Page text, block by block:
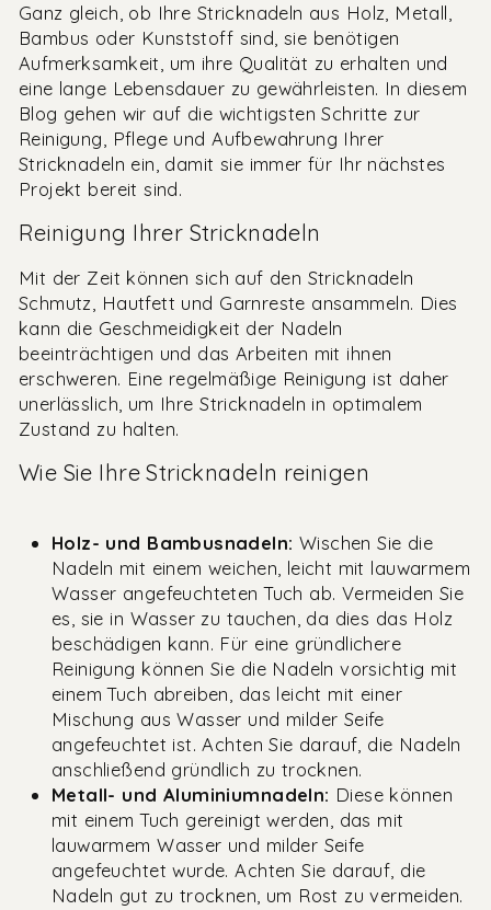
Ganz gleich, ob Ihre Stricknadeln aus Holz, Metall,
Bambus oder Kunststoff sind, sie benötigen
Aufmerksamkeit, um ihre Qualität zu erhalten und
eine lange Lebensdauer zu gewährleisten. In diesem
Blog gehen wir auf die wichtigsten Schritte zur
Reinigung, Pflege und Aufbewahrung Ihrer
Stricknadeln ein, damit sie immer für Ihr nächstes
Projekt bereit sind.
Reinigung Ihrer Stricknadeln
Mit der Zeit können sich auf den Stricknadeln
Schmutz, Hautfett und Garnreste ansammeln. Dies
kann die Geschmeidigkeit der Nadeln
beeinträchtigen und das Arbeiten mit ihnen
erschweren. Eine regelmäßige Reinigung ist daher
unerlässlich, um Ihre Stricknadeln in optimalem
Zustand zu halten.
Wie Sie Ihre Stricknadeln reinigen
Holz- und Bambusnadeln: Wischen Sie die
Nadeln mit einem weichen, leicht mit lauwarmem
Wasser angefeuchteten Tuch ab. Vermeiden Sie
es, sie in Wasser zu tauchen, da dies das Holz
beschädigen kann. Für eine gründlichere
Reinigung können Sie die Nadeln vorsichtig mit
einem Tuch abreiben, das leicht mit einer
Mischung aus Wasser und milder Seife
angefeuchtet ist. Achten Sie darauf, die Nadeln
anschließend gründlich zu trocknen.
Metall- und Aluminiumnadeln: Diese können
mit einem Tuch gereinigt werden, das mit
lauwarmem Wasser und milder Seife
angefeuchtet wurde. Achten Sie darauf, die
Nadeln gut zu trocknen, um Rost zu vermeiden.